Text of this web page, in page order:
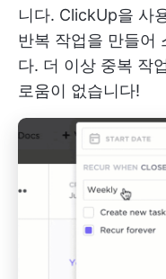
니다. ClickUp을 사
반복 작업을 만들어
다. 더 이상 중복 작
로움이 없습니다!